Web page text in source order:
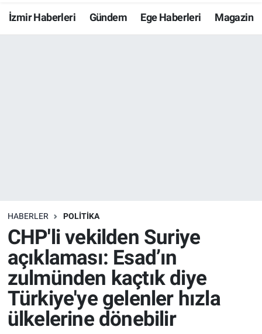
İzmir Haberleri Gündem Ege Haberleri Magazin
HABERLER POLİTİKA
CHP'li vekilden Suriye
açıklaması: Esad’ın
zulmünden kaçtık diye
Türkiye'ye gelenler hızla
ülkelerine dönebilir
Resmi İlanlar